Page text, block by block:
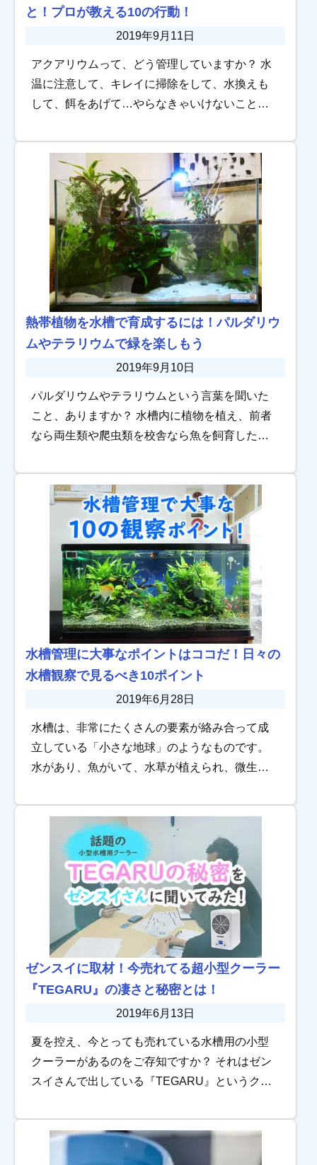
と！プロが教える10の行動！
2019年9月11日
アクアリウムって、どう管理していますか？ 水
温に注意して、キレイに掃除をして、水換えも
して、餌をあげて…やらなきゃいけないことが
今回は「やる必要のない管理」について解説致
します。 […]
熱帯植物を水槽で育成するには！パルダリウ
ムやテラリウムで緑を楽しもう
2019年9月10日
パルダリウムやテラリウムという言葉を聞いた
こと、ありますか？ 水槽内に植物を植え、前者
なら両生類や爬虫類を校舎なら魚を飼育した
りとなっています。 今回は、最近注目を集める
パルダリ […]
水槽管理に大事なポイントはココだ！日々の
水槽観察で見るべき10ポイント
2019年6月28日
水槽は、非常にたくさんの要素が絡み合って成
立している「小さな地球」のようなものです。
水があり、魚がいて、水草が植えられ、微生物
安定してくれるのですが、何か一つのバランス
が崩れる […]
ゼンスイに取材！今売れてる超小型クーラー
『TEGARU』の凄さと秘密とは！
2019年6月13日
夏を控え、今とっても売れている水槽用の小型
クーラーがあるのをご存知ですか？ それはゼン
スイさんで出している『TEGARU』というクー
材をしてきた内容をご紹介します！ 超小型水槽